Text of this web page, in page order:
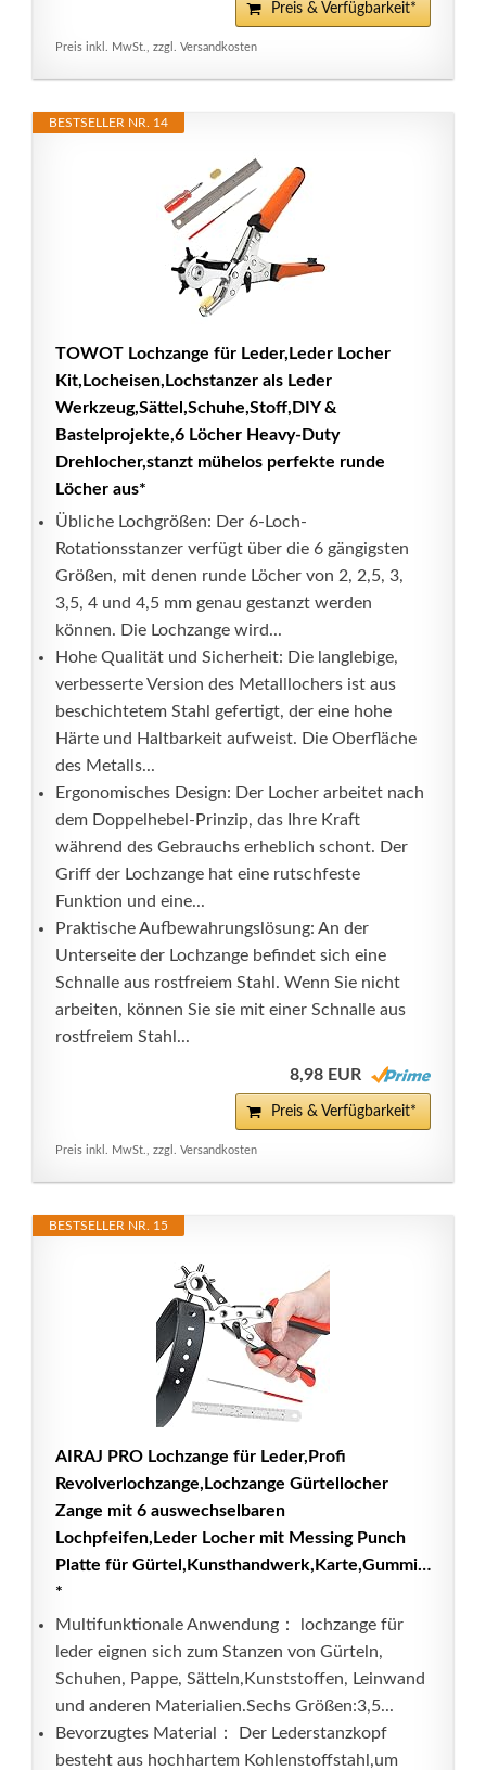
Preis & Verfügbarkeit*
Preis inkl. MwSt., zzgl. Versandkosten
BESTSELLER NR. 14
TOWOT Lochzange für Leder,Leder Locher
Kit,Locheisen,Lochstanzer als Leder
Werkzeug,Sättel,Schuhe,Stoff,DIY &
Bastelprojekte,6 Löcher Heavy-Duty
Drehlocher,stanzt mühelos perfekte runde
Löcher aus*
Übliche Lochgrößen: Der 6-Loch-
Rotationsstanzer verfügt über die 6 gängigsten
Größen, mit denen runde Löcher von 2, 2,5, 3,
3,5, 4 und 4,5 mm genau gestanzt werden
können. Die Lochzange wird...
Hohe Qualität und Sicherheit: Die langlebige,
verbesserte Version des Metalllochers ist aus
beschichtetem Stahl gefertigt, der eine hohe
Härte und Haltbarkeit aufweist. Die Oberfläche
des Metalls...
Ergonomisches Design: Der Locher arbeitet nach
dem Doppelhebel-Prinzip, das Ihre Kraft
während des Gebrauchs erheblich schont. Der
Griff der Lochzange hat eine rutschfeste
Funktion und eine...
Praktische Aufbewahrungslösung: An der
Unterseite der Lochzange befindet sich eine
Schnalle aus rostfreiem Stahl. Wenn Sie nicht
arbeiten, können Sie sie mit einer Schnalle aus
rostfreiem Stahl...
8,98 EUR
Preis & Verfügbarkeit*
Preis inkl. MwSt., zzgl. Versandkosten
BESTSELLER NR. 15
AIRAJ PRO Lochzange für Leder,Profi
Revolverlochzange,Lochzange Gürtellocher
Zange mit 6 auswechselbaren
Lochpfeifen,Leder Locher mit Messing Punch
Platte für Gürtel,Kunsthandwerk,Karte,Gummi…
*
Multifunktionale Anwendung： lochzange für
leder eignen sich zum Stanzen von Gürteln,
Schuhen, Pappe, Sätteln,Kunststoffen, Leinwand
und anderen Materialien.Sechs Größen:3,5...
Bevorzugtes Material： Der Lederstanzkopf
besteht aus hochhartem Kohlenstoffstahl,um